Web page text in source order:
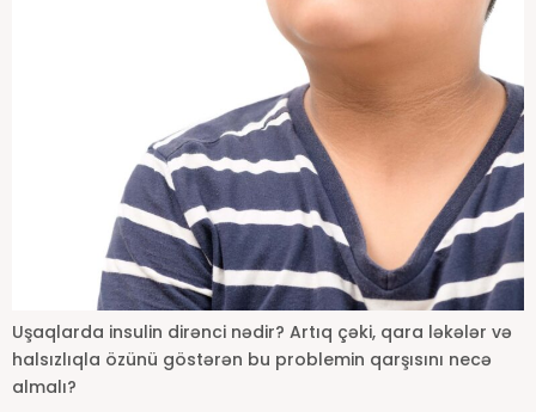
Uşaqlarda insulin dirənci nədir? Artıq çəki, qara ləkələr və
halsızlıqla özünü göstərən bu problemin qarşısını necə
almalı?